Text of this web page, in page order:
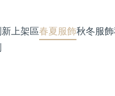
新上架區春夏服飾秋冬服飾